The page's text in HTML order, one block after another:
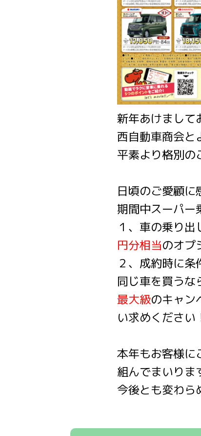
新年あけまして
西自動車商会と
平素より格別の
日頃のご愛顧に
期間中スーパー
１、車の乗り出
円分相当のオプ
２、成約時に条
同じ車を買うな
最大級のキャン
い求めください
本年もお客様に
組んでまいりま
今後とも変わら